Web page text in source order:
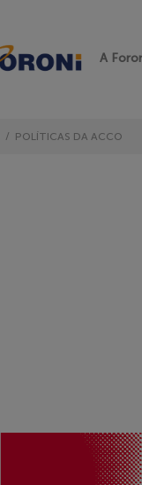
A
/ POLÍTICAS DA ACCO